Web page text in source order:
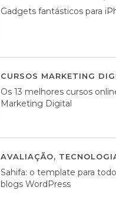
Gadgets fantásticos para
CURSOS MARKETING
Os 13 melhores cursos
Marketing Digital
AVALIAÇÃO,
Sahifa: o template para
blogs WordPress